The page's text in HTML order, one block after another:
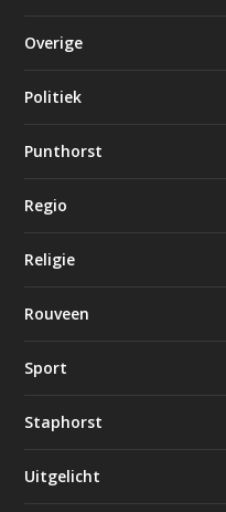
Overige
Politiek
Punthorst
Regio
Religie
Rouveen
Sport
Staphorst
Uitgelicht